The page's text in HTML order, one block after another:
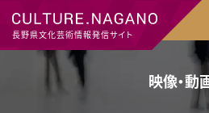
長野県文化芸術情報発信サイト
映像・動